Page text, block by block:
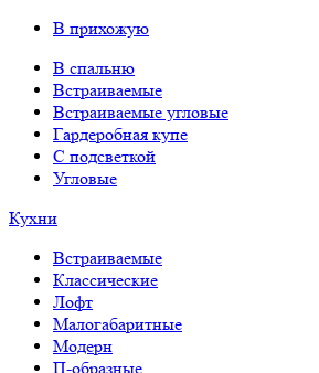
В прихожую
В спальню
Встраиваемые
Встраиваемые угловые
Гардеробная купе
С подсветкой
Угловые
Кухни
Встраиваемые
Классические
Лофт
Малогабаритные
Модерн
П-образные